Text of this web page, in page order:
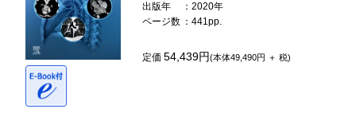
出版年
：2020年
ページ数 ：441pp.
定価54,439円(本体49,490円 ＋ 税)